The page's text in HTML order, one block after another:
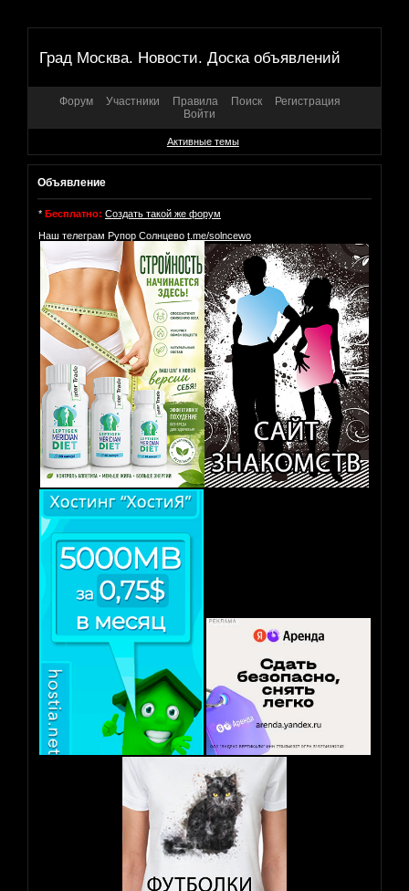
Град Москва. Новости. Доска объявлений
Форум Участники Правила Поиск
Регистрация
Войти
Активные темы
Объявление
* Бесплатно: Создать такой же форум
Наш телеграм Рупор Солнцево t.me/solncewo